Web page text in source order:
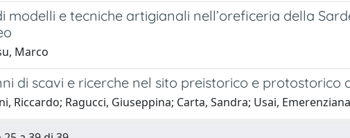
modelli e tecniche artigianali nell’oreficeria della
Marco
di scavi e ricerche nel sito preistorico e protostorico
Riccardo; Ragucci, Giuseppina; Carta, Sandra; Usai, Emerenziana